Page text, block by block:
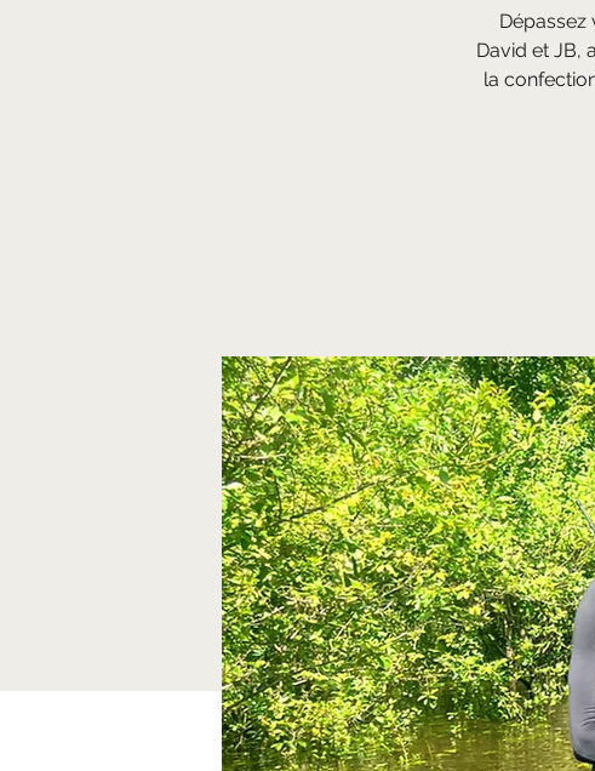
Dépassez
David et JB,
la